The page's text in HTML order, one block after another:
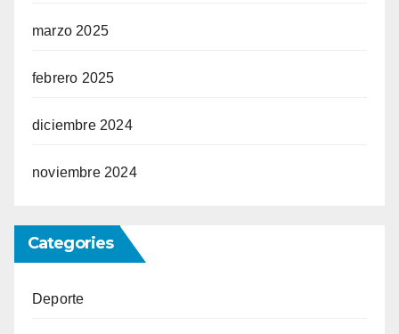
marzo 2025
febrero 2025
diciembre 2024
noviembre 2024
Categories
Deporte